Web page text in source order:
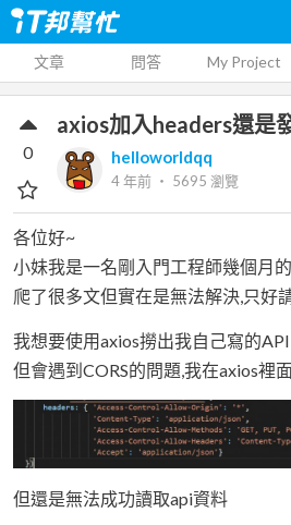
文章 問答 My Project
axios加入headers還是
helloworldqq
4 年前 ‧ 5695 瀏覽
0
各位好~
小妹我是一名剛入門工程師幾個月
爬了很多文但實在是無法解決,只好
我想要使用axios撈出我自己寫的API
但會遇到CORS的問題,我在axios裡
但還是無法成功讀取api資料